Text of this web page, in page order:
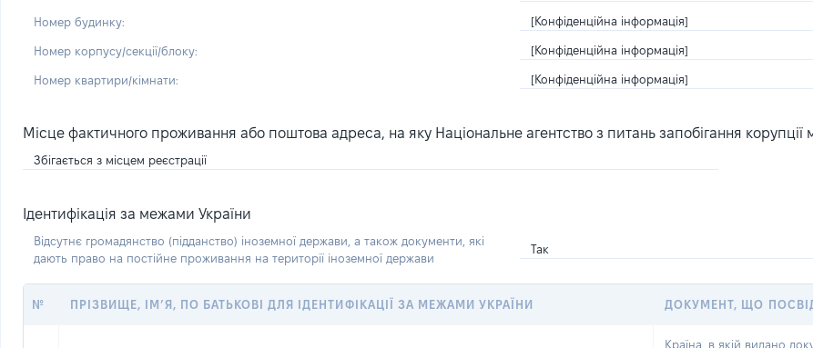
Номер будинку: [Конфіденційна інформація]
Номер корпусу/секції/блоку: [Конфіденційна інформація]
Номер квартири/кімнати: [Конфіденційна інформація]
Місце фактичного проживання або поштова адреса, на яку Національне агентство з питань запобігання
Збігається з місцем реєстрації
Ідентифікація за межами України
Відсутнє громадянство (підданство) іноземної держави, а також документи, які
дають право на постійне проживання на території іноземної держави
Так
№ ПРІЗВИЩЕ, ІМ’Я, ПО БАТЬКОВІ ДЛЯ ІДЕНТИФІКАЦІЇ ЗА МЕЖАМИ УКРАЇНИ ДОКУМЕНТ, ЩО
Країна, в якій видано